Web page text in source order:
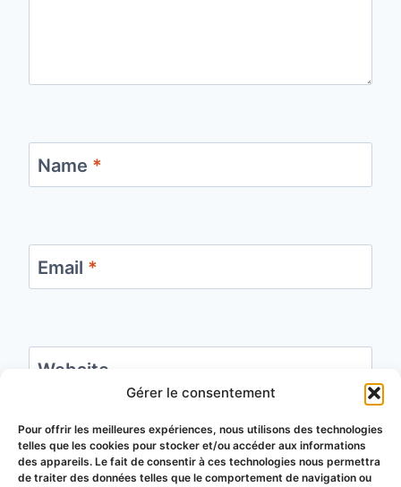
Gérer le consentement
Pour offrir les meilleures expériences, nous utilisons des technologies
telles que les cookies pour stocker et/ou accéder aux informations
des appareils. Le fait de consentir à ces technologies nous permettra
de traiter des données telles que le comportement de navigation ou
Name *
Email *
Website
Save my name, email, and website in this
browser for the next time I comment.